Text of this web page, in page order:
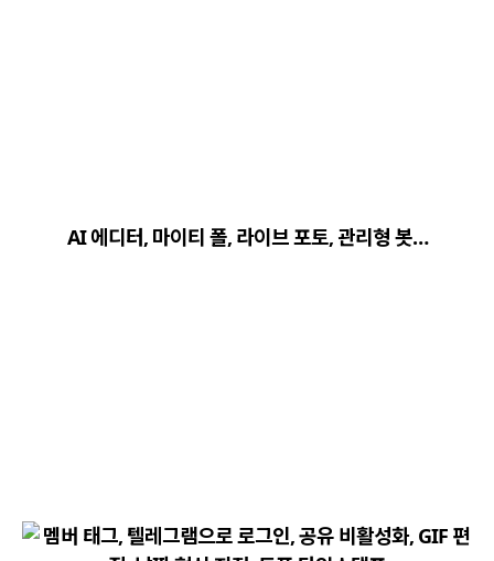
AI 에디터, 마이티 폴, 라이브 포토, 관리형 봇…